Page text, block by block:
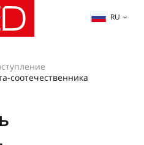
RU
соотечественника